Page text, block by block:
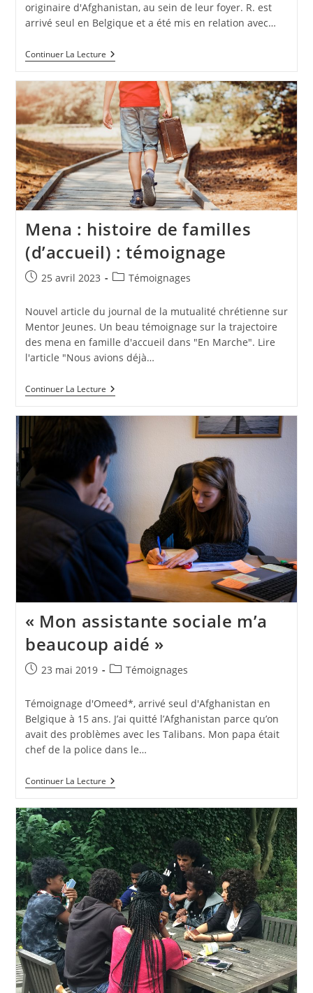
originaire d'Afghanistan, au sein de leur foyer. R. est
arrivé seul en Belgique et a été mis en relation avec…
Continuer La Lecture
Mena : histoire de familles
(d’accueil) : témoignage
25 avril 2023 Témoignages
Nouvel article du journal de la mutualité chrétienne sur
Mentor Jeunes. Un beau témoignage sur la trajectoire
des mena en famille d'accueil dans "En Marche". Lire
l'article "Nous avions déjà…
Continuer La Lecture
« Mon assistante sociale m’a
beaucoup aidé »
23 mai 2019 Témoignages
Témoignage d'Omeed*, arrivé seul d'Afghanistan en
Belgique à 15 ans. J’ai quitté l’Afghanistan parce qu’on
avait des problèmes avec les Talibans. Mon papa était
chef de la police dans le…
Continuer La Lecture